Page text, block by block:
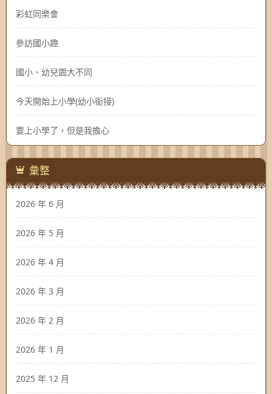
彩虹同樂會
參訪國小趣
國小、幼兒園大不同
今天開始上小學(幼小銜接)
要上小學了，但是我擔心
彙整
2026 年 6 月
2026 年 5 月
2026 年 4 月
2026 年 3 月
2026 年 2 月
2026 年 1 月
2025 年 12 月